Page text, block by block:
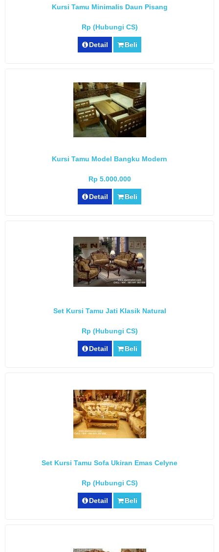
Kursi Tamu Minimalis Daun Pisang
Rp (Hubungi CS)
Detail Beli
Kursi Tamu Model Bangku Modern
Rp 5.000.000
Detail Beli
Set Kursi Tamu Jati Klasik Natural
Rp (Hubungi CS)
Detail Beli
Set Kursi Tamu Sofa Ukiran Emas Celyne
Rp (Hubungi CS)
Detail Beli